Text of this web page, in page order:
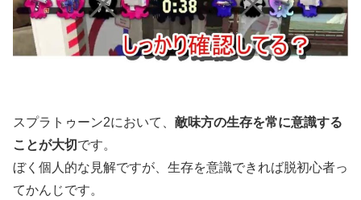
スプラトゥーン2において、 敵味方の生存を常に意識する
ことが大切 です。
ぼく個人的な見解ですが、生存を意識できれば脱初心者っ
てかんじです。